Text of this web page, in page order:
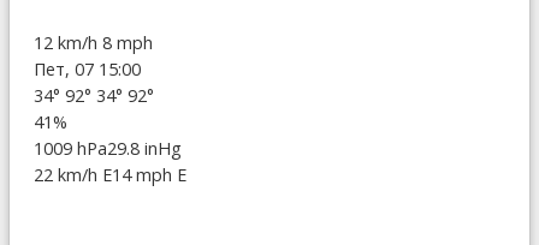
12 km/h 8 mph
Пет, 07 15:00
34° 92° 34° 92°
41%
1009 hPa29.8 inHg
22 km/h E14 mph E